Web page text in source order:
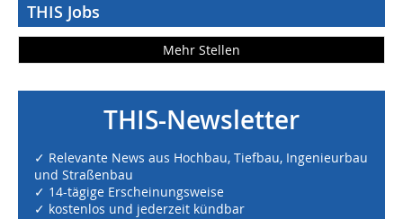
THIS Jobs
Mehr Stellen
THIS-Newsletter
✓ Relevante News aus Hochbau, Tiefbau, Ingenieurbau
und Straßenbau
✓ 14-tägige Erscheinungsweise
✓ kostenlos und jederzeit kündbar